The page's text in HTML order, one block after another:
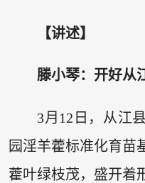
【讲述】
滕小琴：开好从
3月12日，从江
园淫羊藿标准化育苗
藿叶绿枝茂，盛开着